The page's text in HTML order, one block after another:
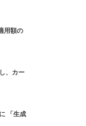
用額の
、カー
「生成